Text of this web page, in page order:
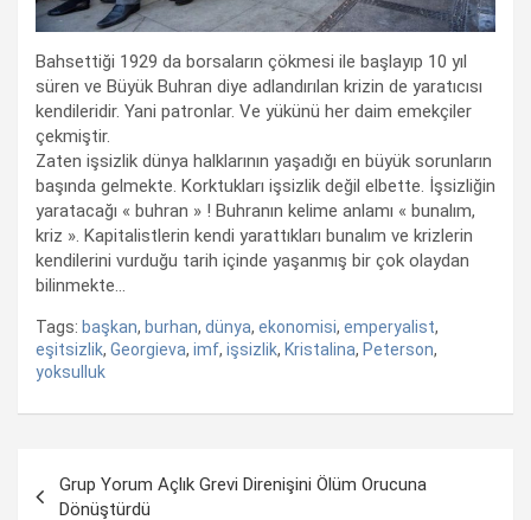
Bahsettiği 1929 da borsaların çökmesi ile başlayıp 10 yıl
süren ve Büyük Buhran diye adlandırılan krizin de yaratıcısı
kendileridir. Yani patronlar. Ve yükünü her daim emekçiler
çekmiştir.
Zaten işsizlik dünya halklarının yaşadığı en büyük sorunların
başında gelmekte. Korktukları işsizlik değil elbette. İşsizliğin
yaratacağı « buhran » ! Buhranın kelime anlamı « bunalım,
kriz ». Kapitalistlerin kendi yarattıkları bunalım ve krizlerin
kendilerini vurduğu tarih içinde yaşanmış bir çok olaydan
bilinmekte…
Tags: başkan, burhan, dünya, ekonomisi, emperyalist,
eşitsizlik, Georgieva, imf, işsizlik, Kristalina, Peterson,
yoksulluk
dolaşımı
Grup Yorum Açlık Grevi Direnişini Ölüm Orucuna
Dönüştürdü